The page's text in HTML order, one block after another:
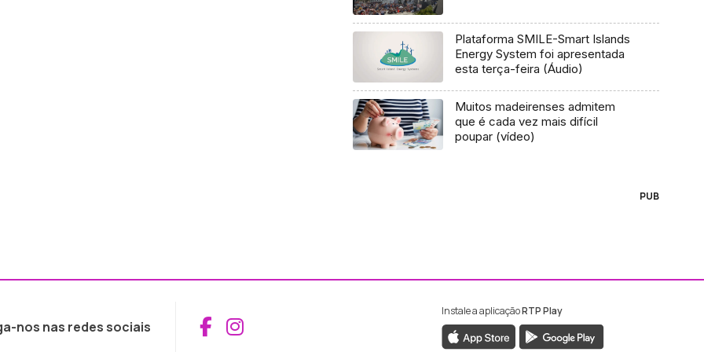
Plataforma SMILE-Smart Islands
Energy System foi apresentada
esta terça-feira (Áudio)
Muitos madeirenses admitem
que é cada vez mais difícil
poupar (vídeo)
PUB
nos nas redes sociais Aceder ao Facebook da RTP Madeira
Aceder ao Instagram da RTP Madeira
Instale a aplicaçãoRTP Play